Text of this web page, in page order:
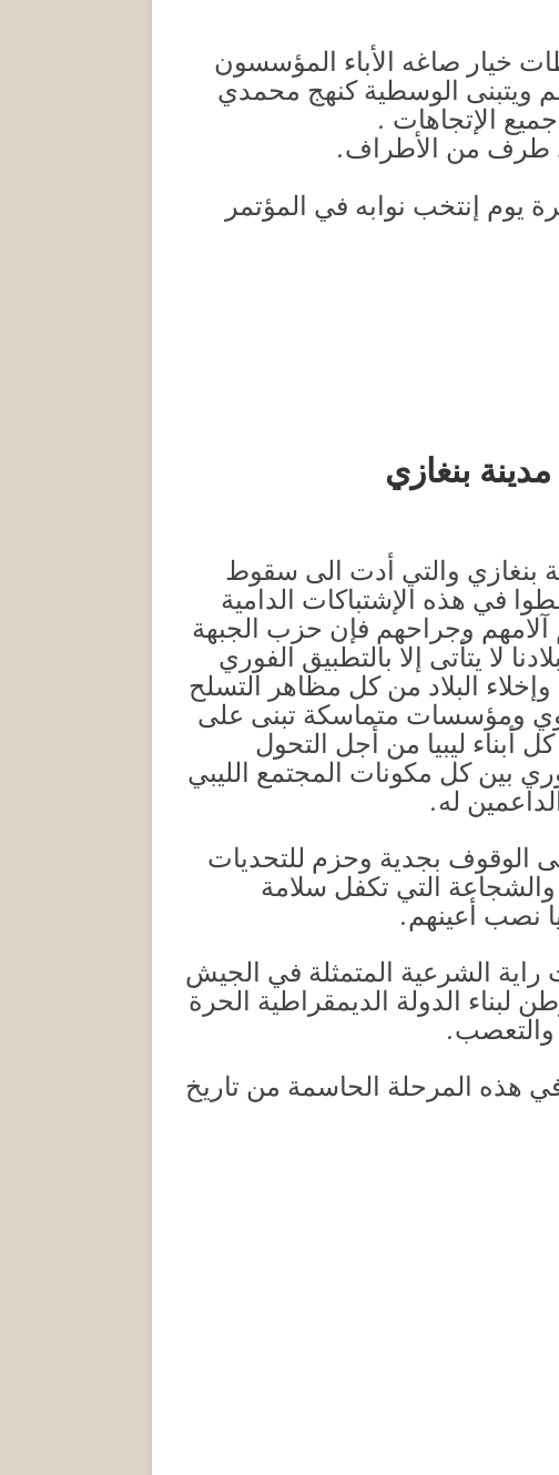
خيار صاغه الأباء المؤسسون
ويتبنى الوسطية كنهج محمدي
الإتجاهات .
طرف من الأطراف.
يوم إنتخب نوابه في المؤتمر
بنغازي
بنغازي والتي أدت الى سقوط
في هذه الإشتباكات الدامية
آلامهم وجراحهم فإن حزب الجبهة
لا يتأتى إلا بالتطبيق الفوري
وغير المشروط لقرارى المؤتمر الوطني العام رقم ( 27‏ و53 ‏) وإخلاء البلاد من كل مظاهر التسلح
ومؤسسات متماسكة تبنى على
ليبيا من أجل التحول
بين كل مكونات المجتمع الليبي
له.
الوقوف بجدية وحزم للتحديات
والشجاعة التي تكفل سلامة
نصب أعينهم.
الشرعية المتمثلة في الجيش
الدولة الديمقراطية الحرة
والتعصب.
في هذه المرحلة الحاسمة من تاريخ